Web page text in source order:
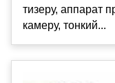
тизеру, аппарат
камеру, тонкий...